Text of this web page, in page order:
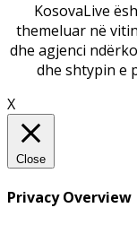
KosovaLive
themeluar në
dhe agjenci
dhe shtypin e
X
Close
Privacy Overview